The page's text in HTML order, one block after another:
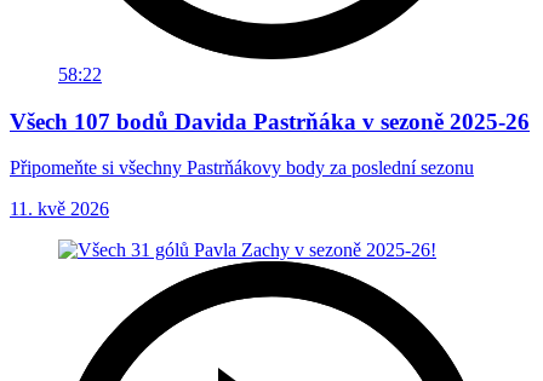
58:22
Všech 107 bodů Davida Pastrňáka v sezoně 2025-26
Připomeňte si všechny Pastrňákovy body za poslední sezonu
11. kvě 2026